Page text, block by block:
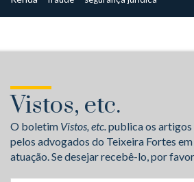
Vistos, etc.
O boletim Vistos, etc.publica os
pelos advogados do Teixeira Fortes em
atuação. Se desejar recebê-lo, por